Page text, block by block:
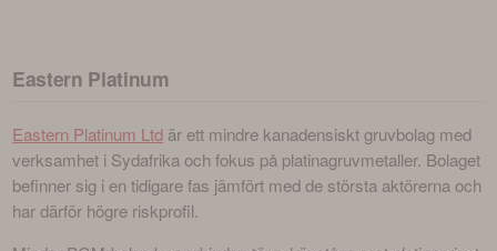
Eastern Platinum
Eastern Platinum Ltd är ett mindre kanadensiskt gruvbolag med
verksamhet i Sydafrika och fokus på platinagruvmetaller. Bolaget
befinner sig i en tidigare fas jämfört med de största aktörerna och
har därför högre riskprofil.